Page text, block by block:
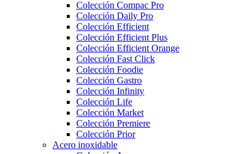
Colección Compac Pro
Colección Daily Pro
Colección Efficient
Colección Efficient Plus
Colección Efficient Orange
Colección Fast Click
Colección Foodie
Colección Gastro
Colección Infinity
Colección Life
Colección Market
Colección Premiere
Colección Prior
Acero inoxidable